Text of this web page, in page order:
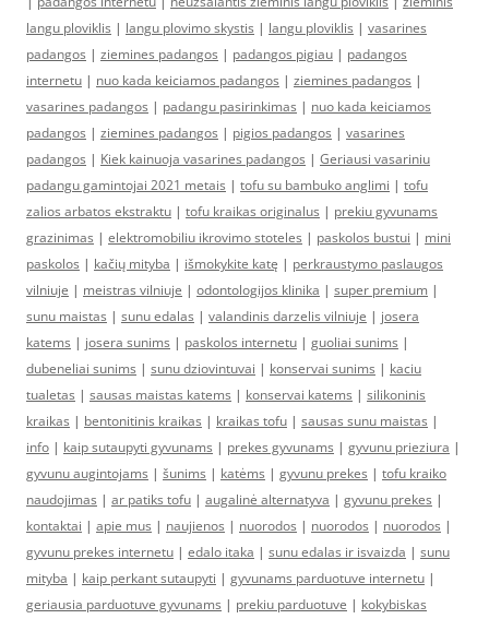
langu ploviklis | langu plovimo skystis | langu ploviklis | vasarines
padangos | ziemines padangos | padangos pigiau | padangos
internetu | nuo kada keiciamos padangos | ziemines padangos |
vasarines padangos | padangu pasirinkimas | nuo kada keiciamos
padangos | ziemines padangos | pigios padangos | vasarines
padangos | Kiek kainuoja vasarines padangos | Geriausi vasariniu
padangu gamintojai 2021 metais | tofu su bambuko anglimi | tofu
zalios arbatos ekstraktu | tofu kraikas originalus | prekiu gyvunams
grazinimas | elektromobiliu ikrovimo stoteles | paskolos bustui | mini
paskolos | kačių mityba | išmokykite katę | perkraustymo paslaugos
vilniuje | meistras vilniuje | odontologijos klinika | super premium |
sunu maistas | sunu edalas | valandinis darzelis vilniuje | josera
katems | josera sunims | paskolos internetu | guoliai sunims |
dubeneliai sunims | sunu dziovintuvai | konservai sunims | kaciu
tualetas | sausas maistas katems | konservai katems | silikoninis
kraikas | bentonitinis kraikas | kraikas tofu | sausas sunu maistas |
info | kaip sutaupyti gyvunams | prekes gyvunams | gyvunu prieziura |
gyvunu augintojams | šunims | katėms | gyvunu prekes | tofu kraiko
naudojimas | ar patiks tofu | augalinė alternatyva | gyvunu prekes |
kontaktai | apie mus | naujienos | nuorodos | nuorodos | nuorodos |
gyvunu prekes internetu | edalo itaka | sunu edalas ir isvaizda | sunu
mityba | kaip perkant sutaupyti | gyvunams parduotuve internetu |
geriausia parduotuve gyvunams | prekiu parduotuve | kokybiskas